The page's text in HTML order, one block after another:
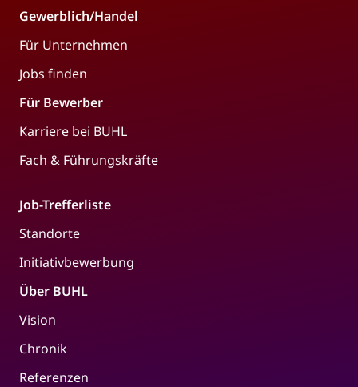
Gewerblich/Handel
Für Unternehmen
Jobs finden
Für Bewerber
Karriere bei BUHL
Fach & Führungskräfte
Job-Trefferliste
Standorte
Initiativbewerbung
Über BUHL
Vision
Chronik
Referenzen